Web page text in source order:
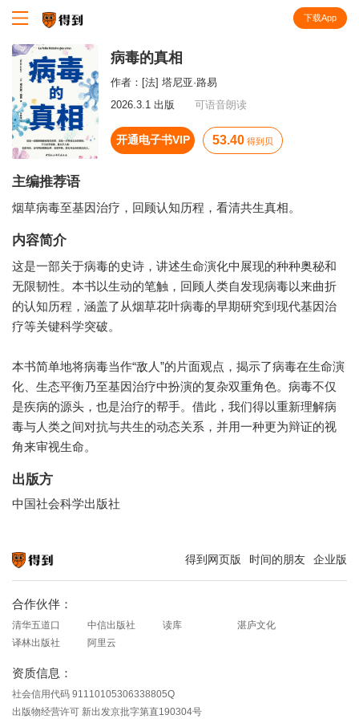
下载App
病毒的真相
作者： [法] 塔尼亚·路易
2026.3.1 出版
可语音朗读
开通电子书VIP 53.40 得到贝
主编推荐语
烟草病毒至基因治疗，回顾认知历程，看清共生真相。
内容简介
这是一部关于病毒的史诗，讲述生命演化中展现的种种奥秘和
无限韧性。本书以生动的笔触，回顾人类自发现病毒以来曲折
的认知历程，涵盖了从烟草花叶病毒的早期研究到现代基因治
疗等关键科学突破。
本书简单地将病毒当作“敌人”的片面观点，揭示了病毒在生命演
化、生态平衡乃至基因治疗中扮演的复杂双重角色。病毒不仅
是疾病的源头，也是治疗的帮手。借此，我们得以重新理解病
毒与人类之间对抗与共生的动态关系，并用一种更为辩证的视
角来审视生命。
出版方
中国社会科学出版社
得到网页版 时间的朋友 企业版
合作伙伴：
清华五道口 中信出版社 读库
湛庐文化
译林出版社
阿里云
资质信息：
社会信用代码 91110105306338805Q
出版物经营许可 新出发京批字第直190304号